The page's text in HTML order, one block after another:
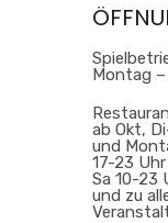
Montag
ab Okt,
und
17-23
Sa 10-23
und zu